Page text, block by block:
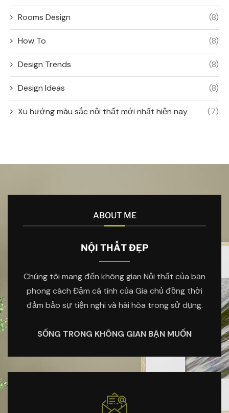
Rooms Design (8)
How To (8)
Design Trends (8)
Design Ideas (8)
Xu hướng màu sắc nội thất mới nhất hiện nay (7)
ABOUT ME
NỘI THẤT ĐẸP
Chúng tôi mang đến không gian Nội thất của bạn
phong cách Đậm cá tính của Gia chủ đồng thời
đảm bảo sự tiện nghi và hài hòa trong sử dụng.
SỐNG TRONG KHÔNG GIAN BẠN MUỐN